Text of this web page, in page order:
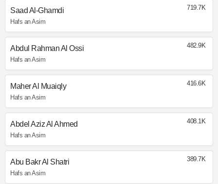
Saad Al-Ghamdi
Hafs an Asim
719.7K
Abdul Rahman Al Ossi
Hafs an Asim
482.9K
Maher Al Muaiqly
Hafs an Asim
416.6K
Abdel Aziz Al Ahmed
Hafs an Asim
408.1K
Abu Bakr Al Shatri
Hafs an Asim
389.7K